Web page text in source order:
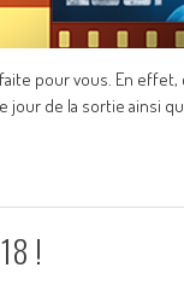
pour vous. En
jour de la sortie ainsi
!